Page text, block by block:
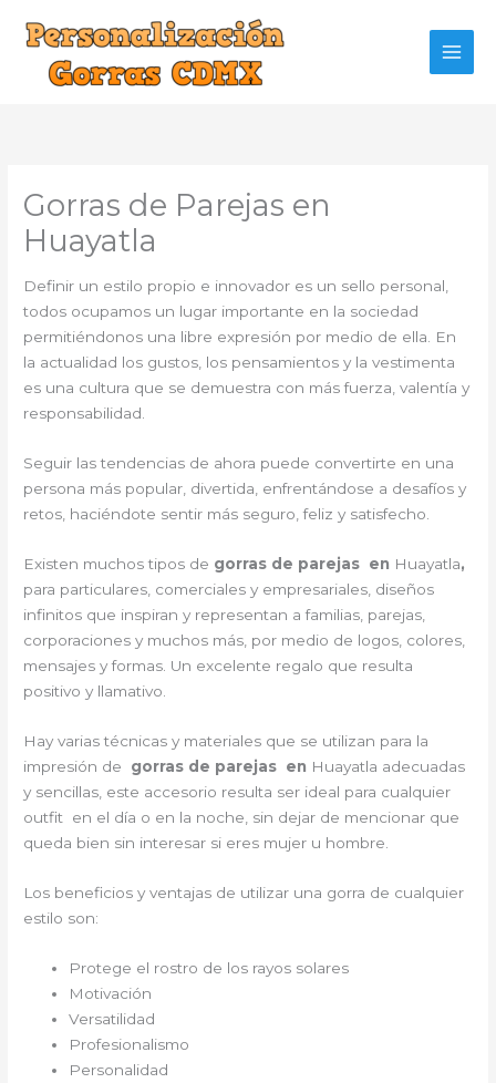
contenido
Gorras de Parejas en
Huayatla
Definir un estilo propio e innovador es un sello personal,
todos ocupamos un lugar importante en la sociedad
permitiéndonos una libre expresión por medio de ella. En
la actualidad los gustos, los pensamientos y la vestimenta
es una cultura que se demuestra con más fuerza, valentía y
responsabilidad.
Seguir las tendencias de ahora puede convertirte en una
persona más popular, divertida, enfrentándose a desafíos y
retos, haciéndote sentir más seguro, feliz y satisfecho.
Existen muchos tipos de gorras de parejas en Huayatla,
para particulares, comerciales y empresariales, diseños
infinitos que inspiran y representan a familias, parejas,
corporaciones y muchos más, por medio de logos, colores,
mensajes y formas. Un excelente regalo que resulta
positivo y llamativo.
Hay varias técnicas y materiales que se utilizan para la
impresión de gorras de parejas en Huayatla adecuadas
y sencillas, este accesorio resulta ser ideal para cualquier
outfit en el día o en la noche, sin dejar de mencionar que
queda bien sin interesar si eres mujer u hombre.
Los beneficios y ventajas de utilizar una gorra de cualquier
estilo son:
Protege el rostro de los rayos solares
Motivación
Versatilidad
Profesionalismo
Personalidad